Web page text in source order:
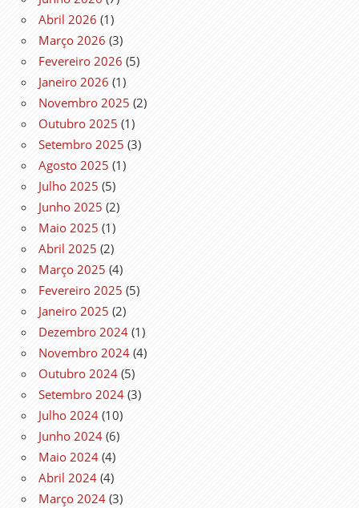
Abril 2026 (1)
Março 2026 (3)
Fevereiro 2026 (5)
Janeiro 2026 (1)
Novembro 2025 (2)
Outubro 2025 (1)
Setembro 2025 (3)
Agosto 2025 (1)
Julho 2025 (5)
Junho 2025 (2)
Maio 2025 (1)
Abril 2025 (2)
Março 2025 (4)
Fevereiro 2025 (5)
Janeiro 2025 (2)
Dezembro 2024 (1)
Novembro 2024 (4)
Outubro 2024 (5)
Setembro 2024 (3)
Julho 2024 (10)
Junho 2024 (6)
Maio 2024 (4)
Abril 2024 (4)
Março 2024 (3)